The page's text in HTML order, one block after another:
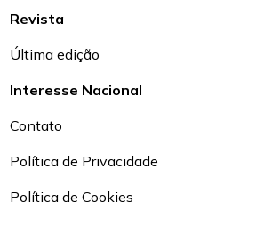
Revista
Última edição
Interesse Nacional
Contato
Política de Privacidade
Política de Cookies